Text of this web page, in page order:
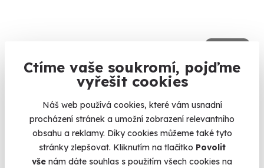
Ctíme vaše soukromí, pojďme
vyřešit cookies
Náš web používá cookies, které vám usnadní
procházení stránek a umožní zobrazení relevantního
obsahu a reklamy. Díky cookies můžeme také tyto
stránky zlepšovat. Kliknutím na tlačítko Povolit
vše nám dáte souhlas s použitím všech cookies na
Zážitková střelba: Malorážky - 9 zbraní
Čepirohy (okres Most)
(+ 27 dalších lokalit)
1 799 Kč